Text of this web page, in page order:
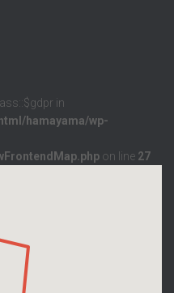
in
hamayama/wp-
on line 27